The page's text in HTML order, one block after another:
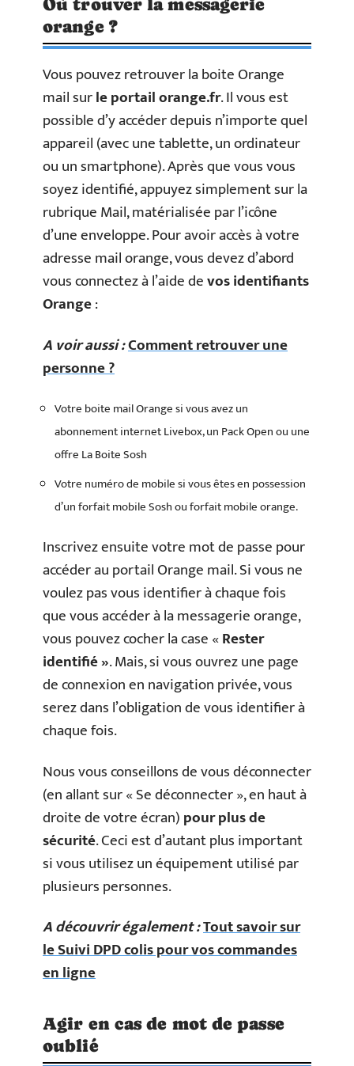
Où trouver la messagerie
orange ?
Vous pouvez retrouver la boite Orange
mail surleportail orange.fr. Il vous est
possible d’y accéder depuis n’importe quel
appareil (avec une tablette, un ordinateur
ou un smartphone). Après que vous vous
soyez identifié, appuyez simplement sur la
rubrique Mail, matérialisée par l’icône
d’une enveloppe. Pour avoir accès à votre
adresse mail orange, vous devez d’abord
vous connectez à l’aide devos identifiants
Orange:
A voir aussi :Comment retrouver une
personne ?
Votre boite mail Orange si vous avez un
abonnement internet Livebox, un Pack Open ou une
offre La Boite Sosh
Votre numéro de mobile si vous êtes en possession
d’un forfait mobile Sosh ou forfait mobile orange.
Inscrivez ensuite votre mot de passe pour
accéder au portail Orange mail. Si vous ne
voulez pas vous identifier à chaque fois
que vous accéder à la messagerie orange,
vous pouvez cocher la case «Rester
identifié ». Mais, si vous ouvrez une page
de connexion en navigation privée, vous
serez dans l’obligation de vous identifier à
chaque fois.
Nous vous conseillons de vous déconnecter
(en allant sur « Se déconnecter », en haut à
droite de votre écran)pour plus de
sécurité. Ceci est d’autant plus important
si vous utilisez un équipement utilisé par
plusieurs personnes.
A découvrir également :Tout savoir sur
le Suivi DPD colis pour vos commandes
en ligne
Agir en cas de mot de passe
oublié